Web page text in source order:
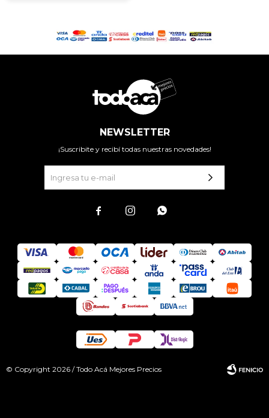
NEWSLETTER
¡Suscribite y recibí todas nuestras novedades!
  
© Copyright 2026 / Todo Acá Mejores Precios